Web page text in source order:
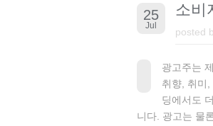
25
Jul
소비
posted
광고주는
취향, 취미
딩에서도
니다. 광고는 물